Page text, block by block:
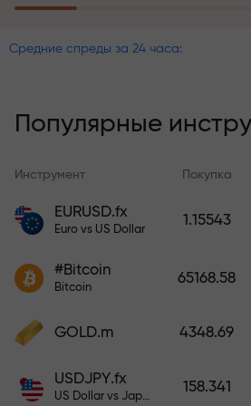
пополнение счёта
в течение 6 месяцев.
Пополните счёт — и
депозита. X1000 — это не
опечатка. Чем больше
Средние спреды за 24 часа:
Популярные
Инструмент Покупка
EURUSD.fx
Euro vs US Dollar
1.15543
#Bitcoin
Bitcoin
65168.58
GOLD.m 4348.69
USDJPY.fx
US Dollar vs Japanese Yen
158.341